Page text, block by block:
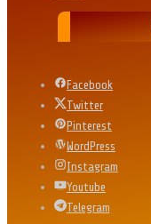
Facebook
Twitter
Pinterest
WordPress
Instagram
Youtube
Telegram